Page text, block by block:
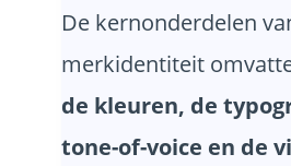
De kernonderdelen
merkidentiteit
de kleuren, de
tone-of-voice en de